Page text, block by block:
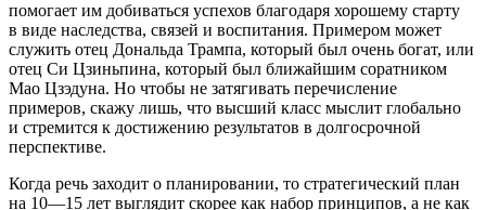
помогает им добиваться успехов благодаря хорошему старту
в виде наследства, связей и воспитания. Примером может
служить отец Дональда Трампа, который был очень богат, или
отец Си Цзиньпина, который был ближайшим соратником
Мао Цзэдуна. Но чтобы не затягивать перечисление
примеров, скажу лишь, что высший класс мыслит глобально
и стремится к достижению результатов в долгосрочной
перспективе.
Когда речь заходит о планировании, то стратегический план
на 10—15 лет выглядит скорее как набор принципов, а не как